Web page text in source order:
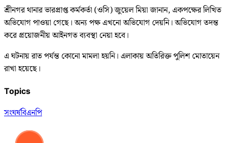
শ্রীনগর থানার ভারপ্রাপ্ত কর্মকর্তা (ওসি) জুয়েল মিয়া জানান, একপক্ষের লিখিত
অভিযোগ পাওয়া গেছে। অন্য পক্ষ এখনো অভিযোগ দেয়নি। অভিযোগ তদন্ত
করে প্রয়োজনীয় আইনগত ব্যবস্থা নেয়া হবে।
এ ঘটনায় রাত পর্যন্ত কোনো মামলা হয়নি। এলাকায় অতিরিক্ত পুলিশ মোতায়েন
রাখা হয়েছে।
Topics
সংঘর্ষবিএনপি